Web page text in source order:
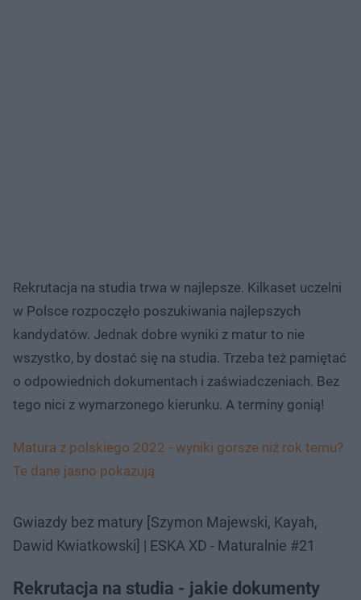
Rekrutacja na studia trwa w najlepsze. Kilkaset uczelni
w Polsce rozpoczęło poszukiwania najlepszych
kandydatów. Jednak dobre wyniki z matur to nie
wszystko, by dostać się na studia. Trzeba też pamiętać
o odpowiednich dokumentach i zaświadczeniach. Bez
tego nici z wymarzonego kierunku. A terminy gonią!
Matura z polskiego 2022 - wyniki gorsze niż rok temu?
Te dane jasno pokazują
Gwiazdy bez matury [Szymon Majewski, Kayah,
Dawid Kwiatkowski] | ESKA XD - Maturalnie #21
Rekrutacja na studia - jakie dokumenty